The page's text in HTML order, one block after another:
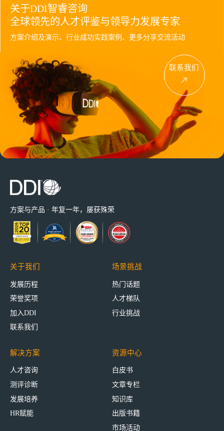
关于DDI智睿咨询
全球领先的人才评鉴与领导力发展专家
方案介绍及演示、行业成功实践案例、更多分享交流活动
联系我们
方案与产品 · 年复一年，屡获殊荣
关于我们
发展历程
荣誉奖项
加入DDI
联系我们
场景挑战
热门话题
人才梯队
行业挑战
解决方案
人才咨询
测评诊断
发展培养
HR赋能
资源中心
白皮书
文章专栏
知识库
出版书籍
市场活动